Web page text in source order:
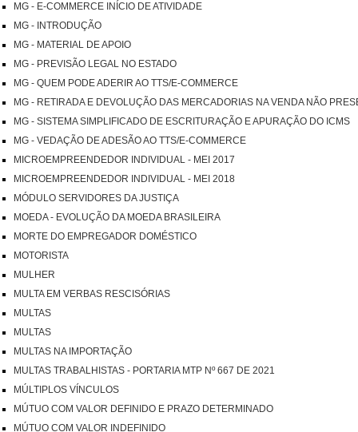
MG - E-COMMERCE INÍCIO DE ATIVIDADE
MG - INTRODUÇÃO
MG - MATERIAL DE APOIO
MG - PREVISÃO LEGAL NO ESTADO
MG - QUEM PODE ADERIR AO TTS/E-COMMERCE
MG - RETIRADA E DEVOLUÇÃO DAS MERCADORIAS NA VENDA NÃO
MG - SISTEMA SIMPLIFICADO DE ESCRITURAÇÃO E APURAÇÃO DO ICMS
MG - VEDAÇÃO DE ADESÃO AO TTS/E-COMMERCE
MICROEMPREENDEDOR INDIVIDUAL - MEI 2017
MICROEMPREENDEDOR INDIVIDUAL - MEI 2018
MÓDULO SERVIDORES DA JUSTIÇA
MOEDA - EVOLUÇÃO DA MOEDA BRASILEIRA
MORTE DO EMPREGADOR DOMÉSTICO
MOTORISTA
MULHER
MULTA EM VERBAS RESCISÓRIAS
MULTAS
MULTAS
MULTAS NA IMPORTAÇÃO
MULTAS TRABALHISTAS - PORTARIA MTP Nº 667 DE 2021
MÚLTIPLOS VÍNCULOS
MÚTUO COM VALOR DEFINIDO E PRAZO DETERMINADO
MÚTUO COM VALOR INDEFINIDO